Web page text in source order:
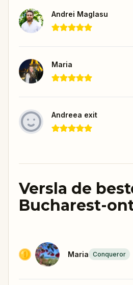
Andrei Maglasu
Maria
Andreea exit
Versla de
Bucharest-
Maria Conqueror